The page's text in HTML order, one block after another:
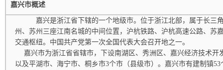
嘉兴市概述
嘉兴是浙江省下辖的一个地级市。位于浙江北部，属于长三
州、苏州三座江南名城的中间位置，沪杭铁路、沪杭高速公路、苏
交通枢纽。中国共产党第一次全国代表大会召开地之一。
嘉兴市为浙江省省辖市，下设南湖区、秀洲区、嘉兴经济技术开
以及平湖市、海宁市、桐乡市3个市（县级市）。嘉兴市有建制镇